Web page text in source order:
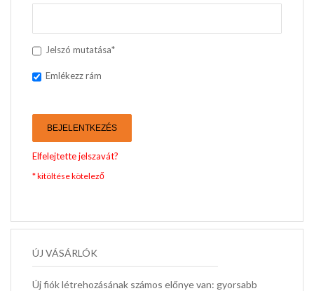
Jelszó mutatása*
Emlékezz rám
BEJELENTKEZÉS
Elfelejtette jelszavát?
ÚJ VÁSÁRLÓK
Új fiók létrehozásának számos előnye van: gyorsabb